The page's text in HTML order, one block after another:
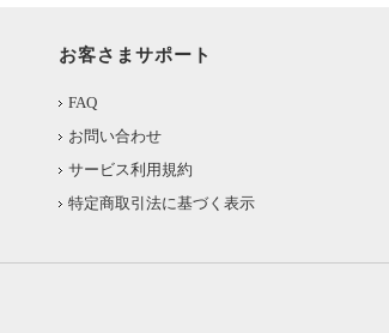
お客さまサポート
FAQ
お問い合わせ
サービス利用規約
特定商取引法に基づく表示